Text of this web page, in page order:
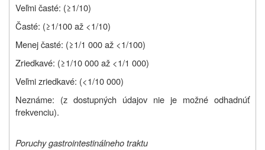
Veľmi časté: (≥1/10)
Časté: (≥1/100 až <1/10)
Menej časté: (≥1/1 000 až <1/100)
Zriedkavé: (≥1/10 000 až <1/1 000)
Veľmi zriedkavé: (<1/10 000)
Neznáme: (z dostupných údajov nie je možné odhadnúť
frekvenciu).
Poruchy gastrointestinálneho traktu